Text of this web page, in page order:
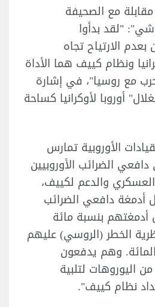
مع الصحيفة
"لقد بدأوا
الارتياح تجاه
ونظام كييف هما الأداة
مع روسيا"، في إشارة
أوروبا لأوكرانيا كساحة
الأوروبية تمارس
الضرائب الأوروبيين
العسكري والدعم لكييف،
دافعي الضرائب
أدمغتهم بنسبة مائة
الخطر (الروسي) عليهم
وهم يدفعون
من اليوروهات لتلبية
نظام كييف".